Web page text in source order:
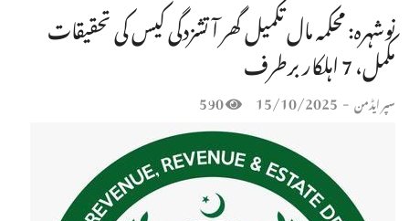
نوشہرہ: محکمہ مال تکمیل گھر آتشزدگی کیس کی تحقیقات
مکمل، 7 اہلکار برطرف
سپر ایڈمن -
15/10/2025